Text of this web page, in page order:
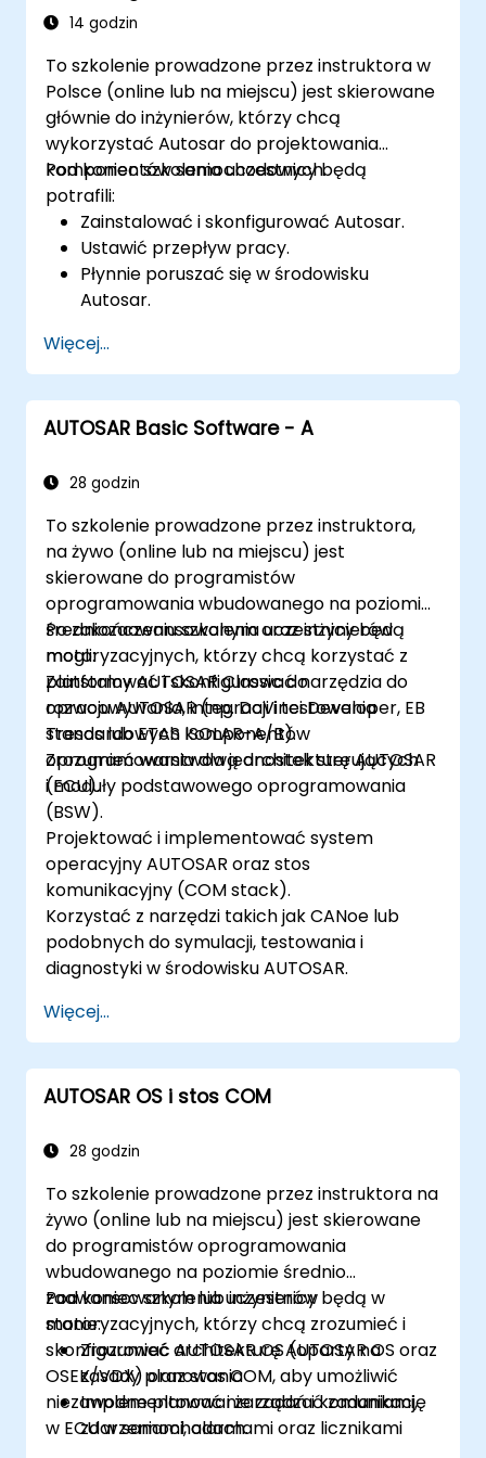
14 godzin
To szkolenie prowadzone przez instruktora w
Polsce (online lub na miejscu) jest skierowane
głównie do inżynierów, którzy chcą
wykorzystać Autosar do projektowania
komponentów samochodowych.
Pod koniec szkolenia uczestnicy będą
potrafili:
Zainstalować i skonfigurować Autosar.
Ustawić przepływ pracy.
Płynnie poruszać się w środowisku
Autosar.
Więcej...
AUTOSAR Basic Software - A
28 godzin
To szkolenie prowadzone przez instruktora,
na żywo (online lub na miejscu) jest
skierowane do programistów
oprogramowania wbudowanego na poziomie
średniozaawansowanym oraz inżynierów
motoryzacyjnych, którzy chcą korzystać z
platformy AUTOSAR Classic do
opracowywania, integracji i testowania
standardowych komponentów
oprogramowania dla jednostek sterujących
(ECU).
Po zakończeniu szkolenia uczestnicy będą
mogli:
Zainstalować i skonfigurować narzędzia do
rozwoju AUTOSAR (np. DaVinci Developer, EB
Tresos lub ETAS ISOLAR-A/B).
Zrozumieć warstwową architekturę AUTOSAR
i moduły podstawowego oprogramowania
(BSW).
Projektować i implementować system
operacyjny AUTOSAR oraz stos
komunikacyjny (COM stack).
Korzystać z narzędzi takich jak CANoe lub
podobnych do symulacji, testowania i
diagnostyki w środowisku AUTOSAR.
Więcej...
AUTOSAR OS i stos COM
28 godzin
To szkolenie prowadzone przez instruktora na
żywo (online lub na miejscu) jest skierowane
do programistów oprogramowania
wbudowanego na poziomie średnio
zaawansowanym lub inżynierów
motoryzacyjnych, którzy chcą zrozumieć i
skonfigurować AUTOSAR OS (oparty na
OSEK/VDX) oraz stos COM, aby umożliwić
niezawodne planowanie zadań i komunikację
w ECU w samochodach.
Pod koniec szkolenia uczestnicy będą w
stanie:
Zrozumieć architekturę AUTOSAR OS oraz
zasady planowania
Implementować i zarządzać zadaniami,
zdarzeniami, alarmami oraz licznikami